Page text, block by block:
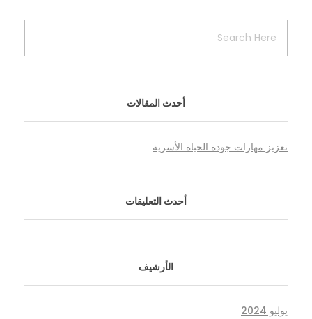
أحدث المقالات
تعزيز مهارات جودة الحياة الأسرية
أحدث التعليقات
الأرشيف
يوليو 2024